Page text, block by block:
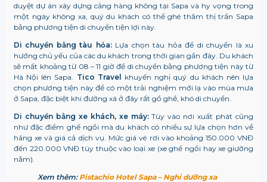
duyệt dự án xây dựng cảng hàng không tại Sapa và hy vọng trong
một ngày không xa, quý du khách có thể ghé thăm thị trấn Sapa
bằng phương tiện di chuyển tiện lợi này.
Di chuyển bằng tàu hỏa: Lựa chọn tàu hỏa để di chuyển là xu
hướng chủ yếu của các du khách trong thời gian gần đây. Du khách
sẽ mất khoảng từ 08 – 11 giờ để di chuyển bằng phương tiện này từ
Hà Nội lên Sapa. Tico Travel khuyến nghị quý du khách nên lựa
chọn phương tiện này để có một trải nghiệm mới lạ vào mùa mưa
ở Sapa, đặc biệt khi đường xá ở đây rất gồ ghề, khó di chuyển.
Di chuyển bằng xe khách, xe máy:Tùy vào nơi xuất phát cũng
như đặc điểm ghế ngồi mà du khách có nhiều sự lựa chọn hơn về
hãng xe và giá cả dịch vụ. Mức giá vé rơi vào khoảng 150.000 VNĐ
đến 220.000 VNĐ tùy thuộc vào loại xe (xe ghế ngồi hay xe giường
nằm).
Xem thêm: Pistachio Hotel Sapa – Nghỉ dưỡng xa